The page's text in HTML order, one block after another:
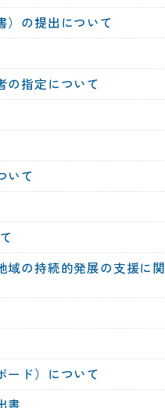
）の提出について
の指定について
いて
の持続的発展の支援に
ード）について
書